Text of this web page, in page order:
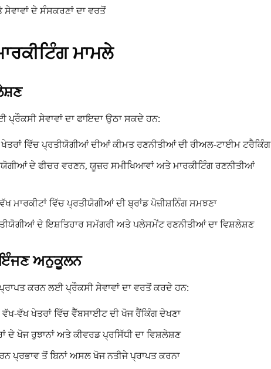
ਦੇ ਸੰਸਕਰਣਾਂ ਦਾ ਵਰਤੋਂ
ਮਾਮਲੇ
ਪ੍ਰੌਕਸੀ ਸੇਵਾਵਾਂ ਦਾ ਫਾਇਦਾ ਉਠਾ ਸਕਦੇ ਹਨ:
ਵਿੱਚ ਪ੍ਰਤੀਯੋਗੀਆਂ ਦੀਆਂ ਕੀਮਤ ਰਣਨੀਤੀਆਂ ਦੀ ਰੀਅਲ-ਟਾਈਮ ਟਰੈਕਿੰਗ
ਦੇ ਫੀਚਰ ਵਰਣਨ, ਯੂਜ਼ਰ ਸਮੀਖਿਆਵਾਂ ਅਤੇ ਮਾਰਕੀਟਿੰਗ ਰਣਨੀਤੀਆਂ
ਮਾਰਕੀਟਾਂ ਵਿੱਚ ਪ੍ਰਤੀਯੋਗੀਆਂ ਦੀ ਬ੍ਰਾਂਡ ਪੋਜ਼ੀਸ਼ਨਿੰਗ ਸਮਝਣਾ
ਦੇ ਇਸ਼ਤਿਹਾਰ ਸਮੱਗਰੀ ਅਤੇ ਪਲੇਸਮੇਂਟ ਰਣਨੀਤੀਆਂ ਦਾ ਵਿਸ਼ਲੇਸ਼ਣ
ਇੰਜਣ ਅਨੁਕੂਲਨ
ਪ੍ਰਾਪਤ ਕਰਨ ਲਈ ਪ੍ਰੌਕਸੀ ਸੇਵਾਵਾਂ ਦਾ ਵਰਤੋਂ ਕਰਦੇ ਹਨ:
ਵੱਖ-ਵੱਖ ਖੇਤਰਾਂ ਵਿੱਚ ਵੈੱਬਸਾਈਟ ਦੀ ਖੋਜ ਰੈਂਕਿੰਗ ਦੇਖਣਾ
ਦੇ ਖੋਜ ਰੁਝਾਨਾਂ ਅਤੇ ਕੀਵਰਡ ਪ੍ਰਸਿੱਧੀ ਦਾ ਵਿਸ਼ਲੇਸ਼ਣ
ਪ੍ਰਭਾਵ ਤੋਂ ਬਿਨਾਂ ਅਸਲ ਖੋਜ ਨਤੀਜੇ ਪ੍ਰਾਪਤ ਕਰਨਾ